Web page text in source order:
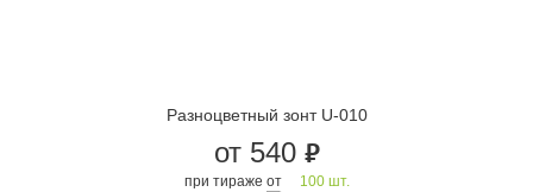
Разноцветный зонт U-010
от 540 руб.
при тираже от 100 шт.